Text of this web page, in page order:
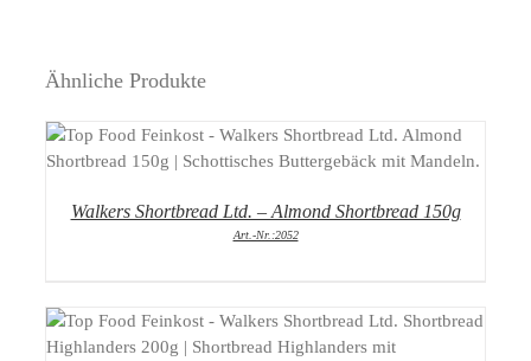
Ähnliche Produkte
DETAILS
Walkers Shortbread Ltd. – Almond Shortbread 150g
Art.-Nr.:2052
DETAILS